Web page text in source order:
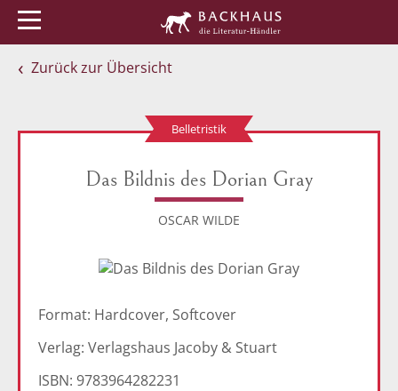
Zurück zur Übersicht
Belletristik
Das Bildnis des Dorian Gray
OSCAR WILDE
Format: Hardcover, Softcover
Verlag: Verlagshaus Jacoby & Stuart
ISBN: 9783964282231